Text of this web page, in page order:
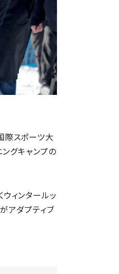
際スポーツ大
グキャンプの
ィンタールッ
アダプティブ